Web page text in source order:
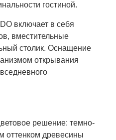
гостиной.
включает в себя
вместительные
столик. Оснащение
открывания
решение: темно-
оттенком древесины